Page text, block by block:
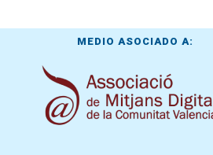
MEDIO ASOCIADO A: